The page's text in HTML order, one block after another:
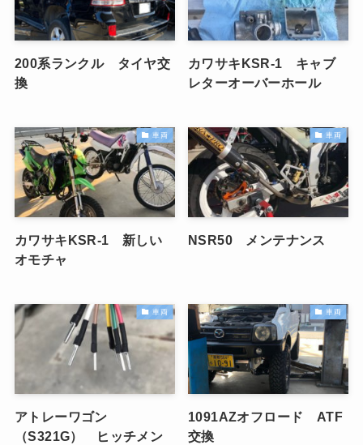
200系ランクル タイヤ交
換
カワサキKSR-1 キャブ
レターオーバーホール
車両
カワサキKSR-1 新しい
オモチャ
車両
NSR50 メンテナンス
車両
アトレーワゴン
（S321G） ヒッチメン
車両
1091AZオフロード ATF
交換